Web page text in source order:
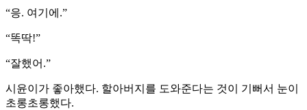
“응. 여기에.”
“똑딱!”
“잘했어.”
시윤이가 좋아했다. 할아버지를 도와준다는 것이 기뻐서 눈이
초롱초롱했다.